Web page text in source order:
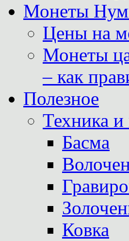
Монеты
Цены на
Монеты
– как
Полезное
Техника
Басма
Ковка